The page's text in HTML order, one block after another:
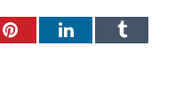
PinterestLinkedInTumblr